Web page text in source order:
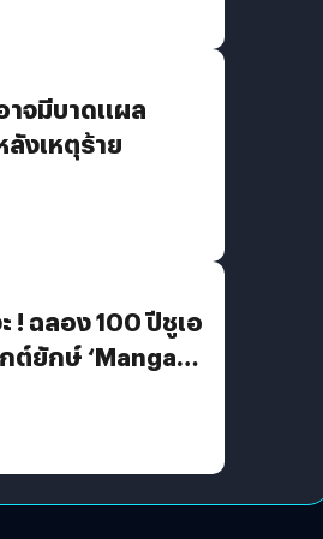
าจมีบาดแผล
ลังเหตุร้าย
! ฉลอง 100 ปีชูเอ
ต์ยักษ์ ‘Manga